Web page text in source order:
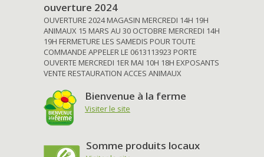
ouverture 2024
OUVERTURE 2024 MAGASIN MERCREDI 14H 19H
ANIMAUX 15 MARS AU 30 OCTOBRE MERCREDI 14H
19H FERMETURE LES SAMEDIS POUR TOUTE
COMMANDE APPELER LE 0613113923 PORTE
OUVERTE MERCREDI 1ER MAI 10H 18H EXPOSANTS
VENTE RESTAURATION ACCES ANIMAUX
Bienvenue à la ferme
Visiter le site
Somme produits locaux